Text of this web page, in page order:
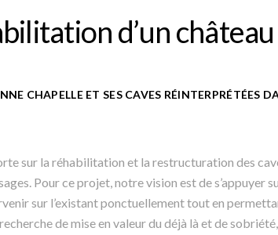
d’un
CHAPELLE ET SES CAVES RÉINTERPRÉTÉES
sur la réhabilitation et la restructuration des
Pour ce projet, notre vision est de s’appuyer
sur l’existant ponctuellement tout en
de mise en valeur du déjà là et de